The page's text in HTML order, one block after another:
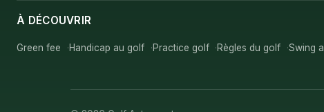
À DÉCOUVRIR
Green fee Handicap au golf Practice golf Règles du golf Swing